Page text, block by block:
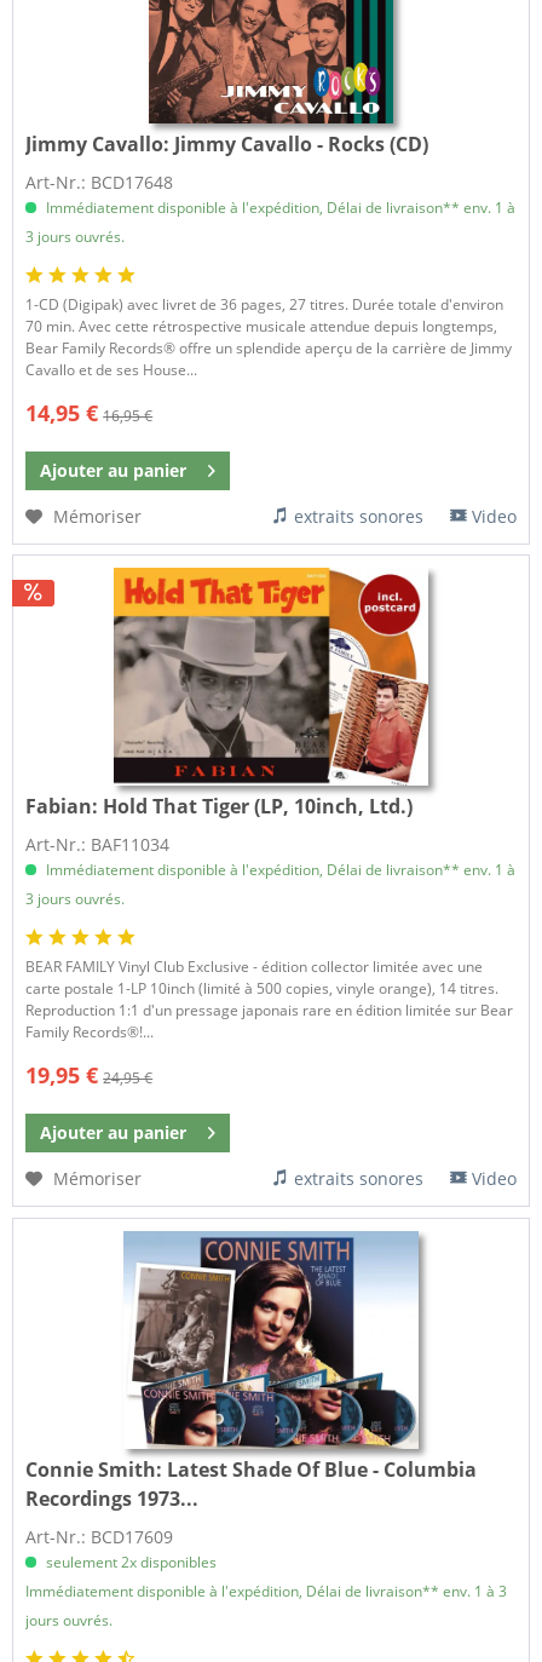
Jimmy Cavallo: Jimmy Cavallo - Rocks (CD)
Art-Nr.: BCD17648
Immédiatement disponible à l'expédition, Délai de livraison** env. 1 à
3 jours ouvrés.
1-CD (Digipak) avec livret de 36 pages, 27 titres. Durée totale d'environ
70 min. Avec cette rétrospective musicale attendue depuis longtemps,
Bear Family Records® offre un splendide aperçu de la carrière de Jimmy
Cavallo et de ses House...
14,95 € 16,95 €
Ajouter au panier
Mémoriser
extraits sonores Video
Fabian: Hold That Tiger (LP, 10inch, Ltd.)
Art-Nr.: BAF11034
Immédiatement disponible à l'expédition, Délai de livraison** env. 1 à
3 jours ouvrés.
BEAR FAMILY Vinyl Club Exclusive - édition collector limitée avec une
carte postale 1-LP 10inch (limité à 500 copies, vinyle orange), 14 titres.
Reproduction 1:1 d'un pressage japonais rare en édition limitée sur Bear
Family Records®!...
19,95 € 24,95 €
Ajouter au panier
Mémoriser
extraits sonores Video
Connie Smith: Latest Shade Of Blue - Columbia
Recordings 1973...
Art-Nr.: BCD17609
seulement 2x disponibles
Immédiatement disponible à l'expédition, Délai de livraison** env. 1 à 3
jours ouvrés.